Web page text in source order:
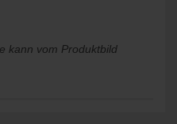
kann vom Produktbild